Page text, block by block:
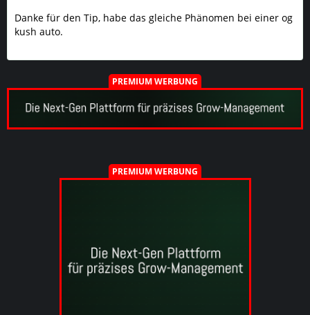
Danke für den Tip, habe das gleiche Phänomen bei einer og
kush auto.
PREMIUM WERBUNG
PREMIUM WERBUNG